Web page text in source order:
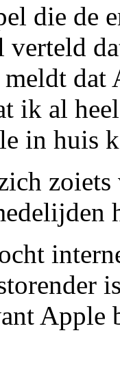
die de
meldt
ik al
in huis
Apple